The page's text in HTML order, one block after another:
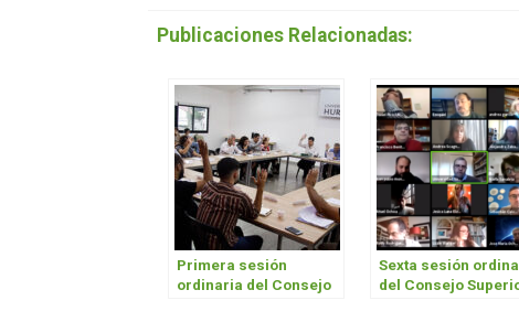
Publicaciones Relacionadas:
Primera sesión
ordinaria del Consejo
Sexta sesión
del Consejo